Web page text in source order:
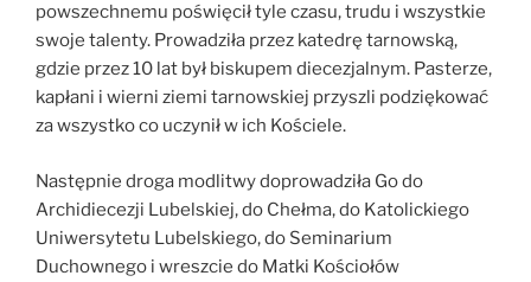
powszechnemu poświęcił tyle czasu, trudu i wszystkie
swoje talenty. Prowadziła przez katedrę tarnowską,
gdzie przez 10 lat był biskupem diecezjalnym. Pasterze,
kapłani i wierni ziemi tarnowskiej przyszli podziękować
za wszystko co uczynił w ich Kościele.
Następnie droga modlitwy doprowadziła Go do
Archidiecezji Lubelskiej, do Chełma, do Katolickiego
Uniwersytetu Lubelskiego, do Seminarium
Duchownego i wreszcie do Matki Kościołów